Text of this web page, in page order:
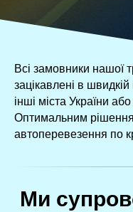
Всі замовники нашої
зацікавлені в
інші міста України
Оптимальним
автоперевезення по
Ми